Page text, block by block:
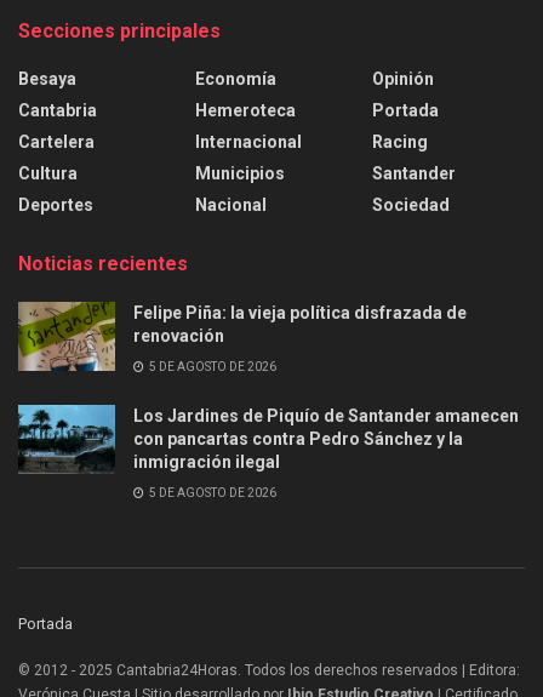
Secciones principales
Besaya
Cantabria
Cartelera
Cultura
Deportes
Economía
Hemeroteca
Internacional
Municipios
Nacional
Opinión
Portada
Racing
Santander
Sociedad
Noticias recientes
Felipe Piña: la vieja política disfrazada de
renovación
5 DE AGOSTO DE 2026
Los Jardines de Piquío de Santander amanecen
con pancartas contra Pedro Sánchez y la
inmigración ilegal
5 DE AGOSTO DE 2026
Portada
© 2012 - 2025 Cantabria24Horas. Todos los derechos reservados | Editora: